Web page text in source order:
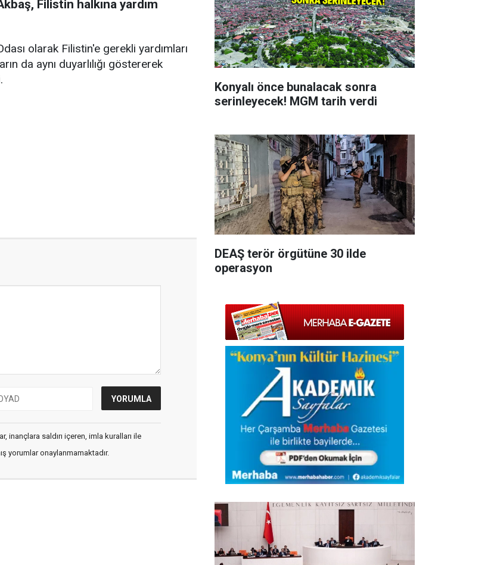
Filistin halkına yardım
olarak Filistin'e gerekli yardımları
da aynı duyarlılığı göstererek
inançlara saldırı içeren, imla kuralları ile
yorumlar onaylanmamaktadır.
Konyalı önce bunalacak sonra
serinleyecek! MGM tarih verdi
DEAŞ terör örgütüne 30 ilde
operasyon